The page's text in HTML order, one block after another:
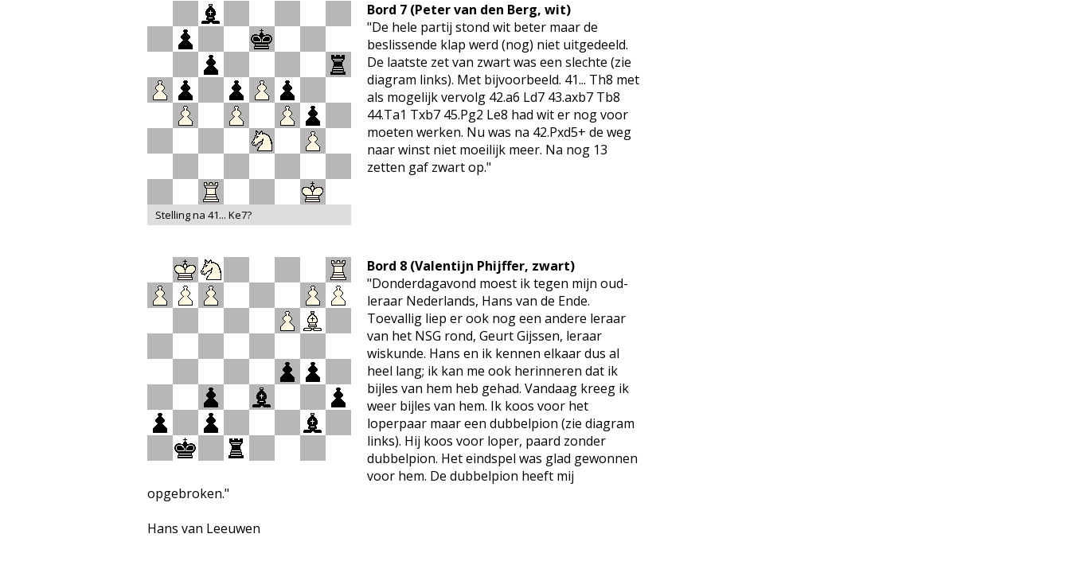
Stelling na 41... Ke7?
Bord 7 (Peter van den Berg, wit)
"De hele partij stond wit beter maar de
beslissende klap werd (nog) niet uitgedeeld.
De laatste zet van zwart was een slechte (zie
diagram links). Met bijvoorbeeld. 41... Th8 met
als mogelijk vervolg 42.a6 Ld7 43.axb7 Tb8
44.Ta1 Txb7 45.Pg2 Le8 had wit er nog voor
moeten werken. Nu was na 42.Pxd5+ de weg
naar winst niet moeilijk meer. Na nog 13
zetten gaf zwart op."
Bord 8 (Valentijn Phijffer, zwart)
"Donderdagavond moest ik tegen mijn oud-
leraar Nederlands, Hans van de Ende.
Toevallig liep er ook nog een andere leraar
van het NSG rond, Geurt Gijssen, leraar
wiskunde. Hans en ik kennen elkaar dus al
heel lang; ik kan me ook herinneren dat ik
bijles van hem heb gehad. Vandaag kreeg ik
weer bijles van hem. Ik koos voor het
loperpaar maar een dubbelpion (zie diagram
links). Hij koos voor loper, paard zonder
dubbelpion. Het eindspel was glad gewonnen
voor hem. De dubbelpion heeft mij
opgebroken."
Hans van Leeuwen